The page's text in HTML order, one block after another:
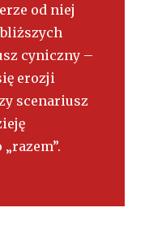
od niej
cyniczny –
erozji
scenariusz